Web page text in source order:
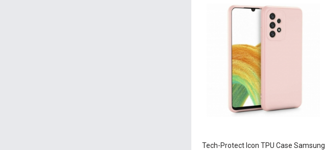
Tech-Protect Icon TPU Case Samsung